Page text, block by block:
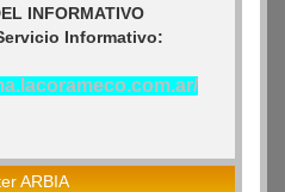
INFORMATIVO
Informativo:
ARBIA